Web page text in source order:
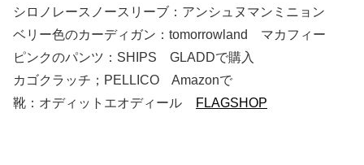
シロノレースノースリーブ：アンシュヌマンミニョン
ベリー色のカーディガン：tomorrowland マカフィー
ピンクのパンツ：SHIPS GLADDで購入
カゴクラッチ；PELLICO Amazonで
靴：オディットエオディール
FLAGSHOP